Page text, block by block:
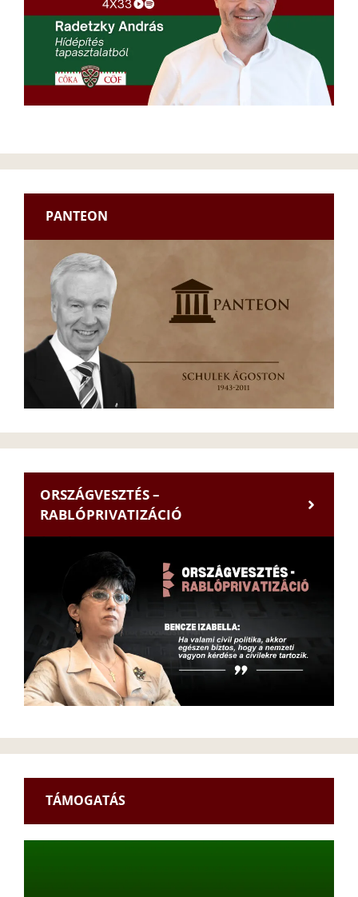
PANTEON
ORSZÁGVESZTÉS –
RABLÓPRIVATIZÁCIÓ
TÁMOGATÁS